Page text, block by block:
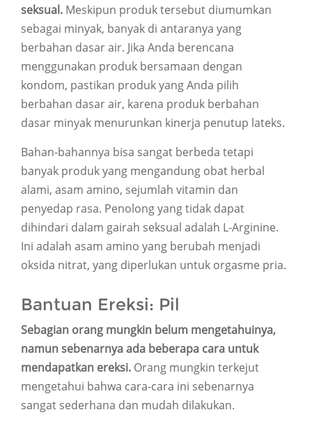
seksual. Meskipun produk tersebut diumumkan
sebagai minyak, banyak di antaranya yang
berbahan dasar air. Jika Anda berencana
menggunakan produk bersamaan dengan
kondom, pastikan produk yang Anda pilih
berbahan dasar air, karena produk berbahan
dasar minyak menurunkan kinerja penutup lateks.
Bahan-bahannya bisa sangat berbeda tetapi
banyak produk yang mengandung obat herbal
alami, asam amino, sejumlah vitamin dan
penyedap rasa. Penolong yang tidak dapat
dihindari dalam gairah seksual adalah L-Arginine.
Ini adalah asam amino yang berubah menjadi
oksida nitrat, yang diperlukan untuk orgasme pria.
Bantuan Ereksi: Pil
Sebagian orang mungkin belum mengetahuinya,
namun sebenarnya ada beberapa cara untuk
mendapatkan ereksi. Orang mungkin terkejut
mengetahui bahwa cara-cara ini sebenarnya
sangat sederhana dan mudah dilakukan.